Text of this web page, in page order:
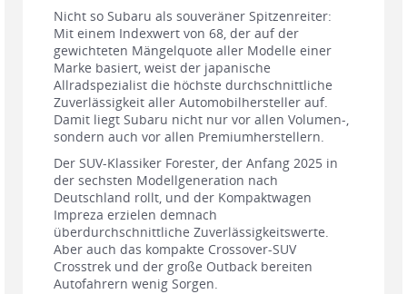
Nicht so Subaru als souveräner Spitzenreiter:
Mit einem Indexwert von 68, der auf der
gewichteten Mängelquote aller Modelle einer
Marke basiert, weist der japanische
Allradspezialist die höchste durchschnittliche
Zuverlässigkeit aller Automobilhersteller auf.
Damit liegt Subaru nicht nur vor allen Volumen-,
sondern auch vor allen Premiumherstellern.
Der SUV-Klassiker Forester, der Anfang 2025 in
der sechsten Modellgeneration nach
Deutschland rollt, und der Kompaktwagen
Impreza erzielen demnach
überdurchschnittliche Zuverlässigkeitswerte.
Aber auch das kompakte Crossover-SUV
Crosstrek und der große Outback bereiten
Autofahrern wenig Sorgen.